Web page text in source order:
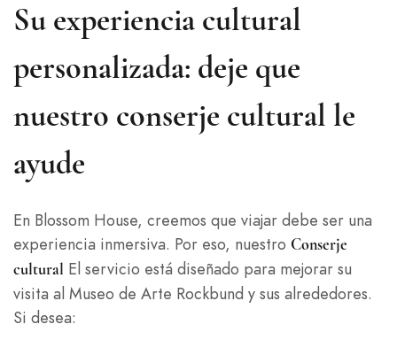
Su experiencia cultural
personalizada: deje que
nuestro conserje cultural le
ayude
En Blossom House, creemos que viajar debe ser una
experiencia inmersiva. Por eso, nuestro Conserje
cultural El servicio está diseñado para mejorar su
visita al Museo de Arte Rockbund y sus alrededores.
Si desea: